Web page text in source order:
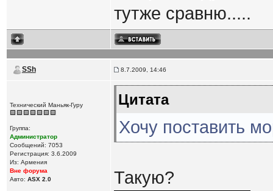
тутже сравню.....
SSh 8.7.2009, 14:46
Технический Маньяк-Гуру
Группа:
Администратор
Сообщений: 7053
Регистрация: 3.6.2009
Из: Армения
Вне форума
Авто: ASX 2.0
Цитата
Хочу поставить
Такую?